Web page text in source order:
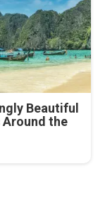
Beautiful
Around the